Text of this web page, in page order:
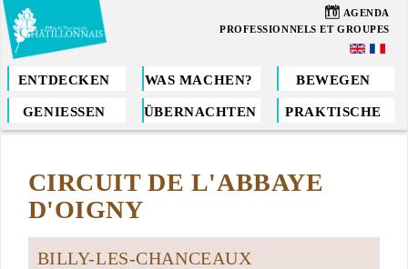
Direkt
zum
Inhalt
10 AGENDA
PROFESSIONNELS ET GROUPES
ENTDECKEN WAS MACHEN? BEWEGEN
GENIESSEN ÜBERNACHTEN PRAKTISCHE
Sie
hierCIRCUIT DE L'ABBAYE
D'OIGNY
BILLY-LES-CHANCEAUX